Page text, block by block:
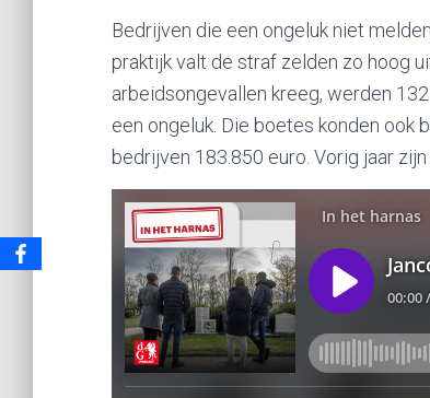
Bedrijven die een ongeluk niet
praktijk valt de straf zelden zo hoog
arbeidsongevallen kreeg, werden
een ongeluk. Die boetes konden ook
bedrijven 183.850 euro. Vorig jaar